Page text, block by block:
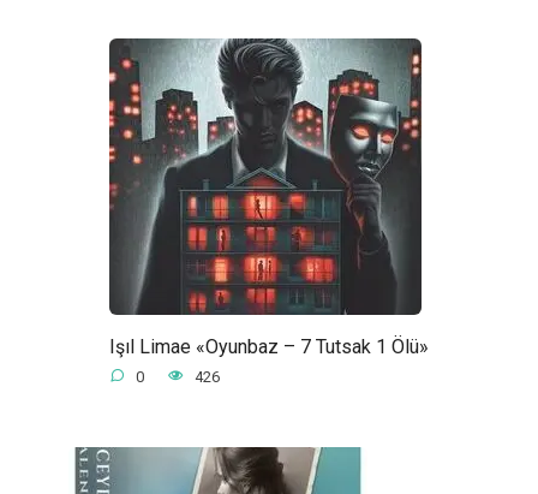
Işıl Limae «Oyunbaz – 7 Tutsak 1 Ölü»
0 426